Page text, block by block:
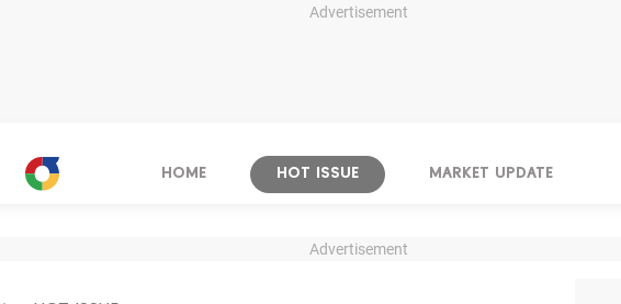
Advertisement
HOME HOT ISSUE MARKET UPDATE
Advertisement